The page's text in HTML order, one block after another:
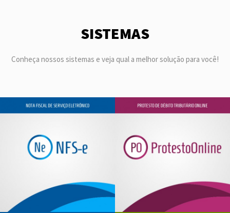
SISTEMAS
Conheça nossos sistemas e veja qual a melhor solução para você!